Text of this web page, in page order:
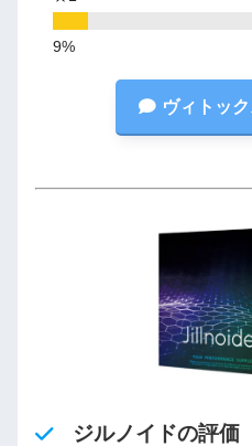
ヴィトッ
ジルノイドの評価